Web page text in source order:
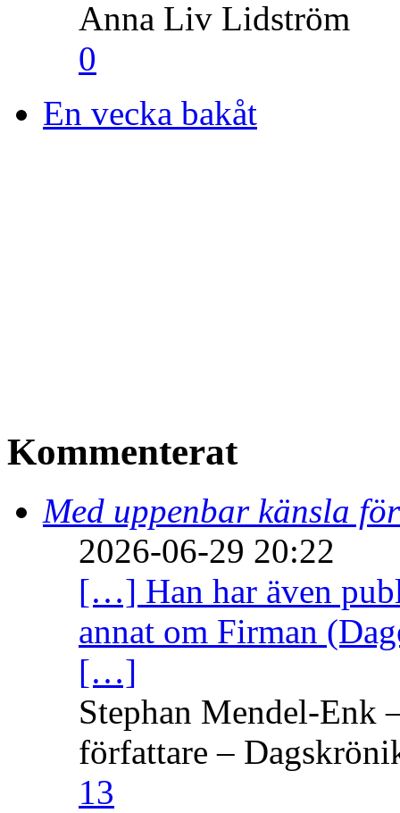
Anna Liv Lidström
0
En vecka bakåt
Kommenterat
Med uppenbar känsla
2026-06-29 20:22
[…] Han har även
annat om Firman
[…]
Stephan Mendel-Enk
författare –
13